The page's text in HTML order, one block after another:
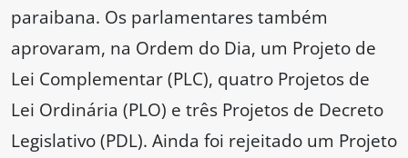
paraibana. Os parlamentares também
aprovaram, na Ordem do Dia, um Projeto de
Lei Complementar (PLC), quatro Projetos de
Lei Ordinária (PLO) e três Projetos de Decreto
Legislativo (PDL). Ainda foi rejeitado um Projeto